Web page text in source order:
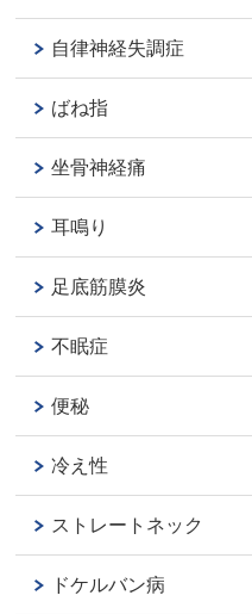
自律神経失調症
ばね指
坐骨神経痛
耳鳴り
足底筋膜炎
不眠症
便秘
冷え性
ストレートネック
ドケルバン病